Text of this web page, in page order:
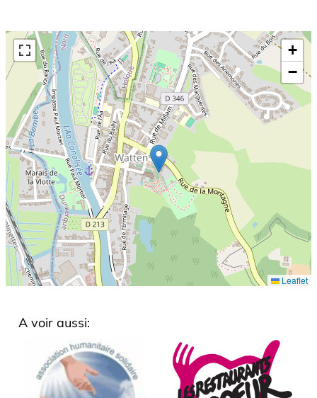
+
−
Leaflet
A voir aussi: